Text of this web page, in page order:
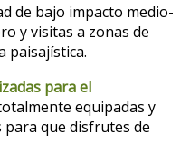
de bajo impacto medio-
y visitas a zonas de
paisajística.
para el
equipadas y
para que disfrutes de